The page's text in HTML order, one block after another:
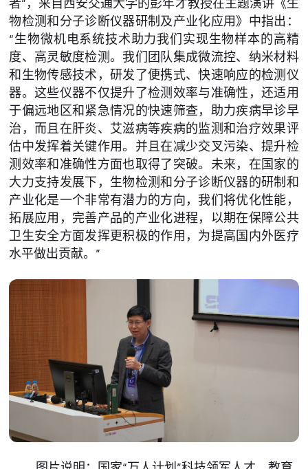
者”，来自西安交通大学的彭年才教授在主题演讲《生
物检测和分子诊断仪器研制及产业化应用》中指出：
“生物微机电系统技术助力我们实现生物样本的高精
度、高灵敏度检测。我们团队集成微流控、纳米材料
和生物传感技术，研发了便携式、快速响应的检测仪
器。这些仪器不仅提升了检测效率与准确性，还适用
于偏远地区和紧急情况的快速筛查，助力疾病早诊早
治，而且在肝炎、艾滋病等疾病的监测和治疗效果评
估中发挥着关键作用。并且在减少交叉污染、提升检
测效率和准确性方面也取得了突破。未来，在国家的
大力支持发展下，生物检测和分子诊断仪器的研制和
产业化是一个非常有潜力的方向，我们将优化性能，
拓展应用，完善产品的产业化进程，以期在保障公共
卫生安全方面发挥更积极的作用，为提高国内外医疗
水平做出贡献。”